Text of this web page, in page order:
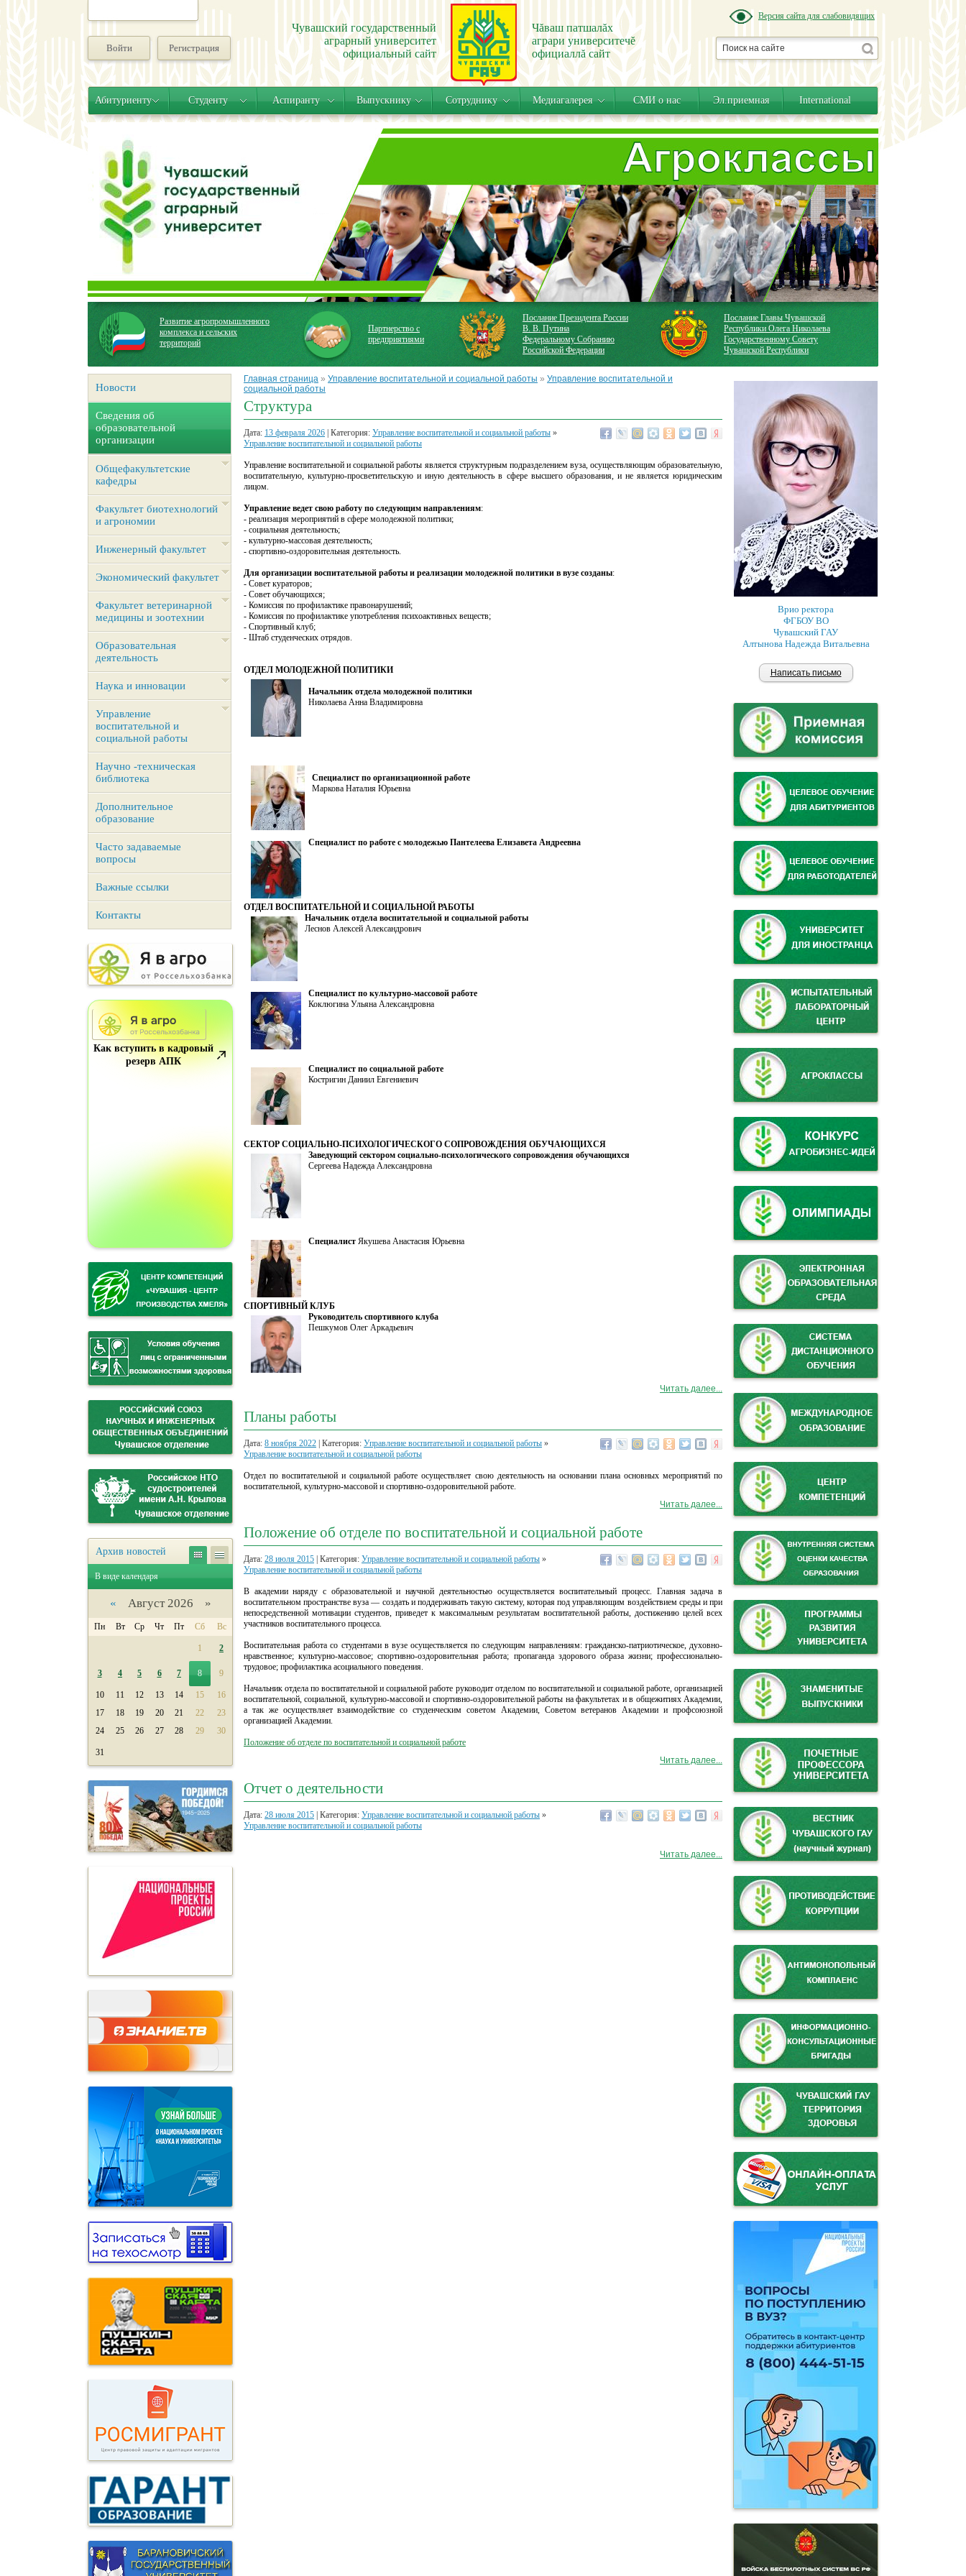
Войти Регистрация
Чувашский государственный
аграрный университет
официальный сайт
Чăваш патшалăх
аграри университечĕ
официаллă сайт
Версия сайта для слабовидящих
Абитуриенту Студенту Аспиранту Выпускнику Сотруднику Медиагалерея СМИ о нас Эл.приемная International
Развитие агропромышленного
комплекса и сельских
территорий
Партнерство с
предприятиями
Послание Президента России
В. В. Путина
Федеральному Собранию
Российской Федерации
Послание Главы Чувашской
Республики Олега Николаева
Государственному Совету
Чувашской Республики
Новости
Сведения об
образовательной
организации
Общефакультетские
кафедры
Факультет биотехнологий
и агрономии
Инженерный факультет
Экономический факультет
Факультет ветеринарной
медицины и зоотехнии
Образовательная
деятельность
Наука и инновации
Управление
воспитательной и
социальной работы
Научно -техническая
библиотека
Дополнительное
образование
Часто задаваемые
вопросы
Важные ссылки
Контакты
Как вступить в кадровый
резерв АПК
Архив новостей
В виде календаря
« Август 2026 »
Пн Вт Ср Чт Пт Сб Вс
1 2
3 4 5 6 7 8 9
10 11 12 13 14 15
16
17
18 19 20 21 22
23
24
25 26 27 28 29 30
31
Главная страница » Управление воспитательной и социальной работы » Управление воспитательной и
социальной работы
Структура
Дата: 13 февраля 2026 | Категория: Управление воспитательной и социальной работы »
Управление воспитательной и социальной работы
Управление воспитательной и социальной работы является структурным подразделением вуза, осуществляющим образовательную,
воспитательную, культурно-просветительскую и иную деятельность в сфере высшего образования, и не является юридическим
лицом.
Управление ведет свою работу по следующим направлениям:
- реализация мероприятий в сфере молодежной политики;
- социальная деятельность;
- культурно-массовая деятельность;
- спортивно-оздоровительная деятельность.
Для организации воспитательной работы и реализации молодежной политики в вузе созданы:
- Совет кураторов;
- Совет обучающихся;
- Комиссия по профилактике правонарушений;
- Комиссия по профилактике употребления психоактивных веществ;
- Спортивный клуб;
- Штаб студенческих отрядов.
ОТДЕЛ МОЛОДЕЖНОЙ ПОЛИТИКИ
Начальник отдела молодежной политики
Николаева Анна Владимировна
Специалист по организационной работе
Маркова Наталия Юрьевна
Специалист по работе с молодежью Пантелеева Елизавета Андреевна
ОТДЕЛ ВОСПИТАТЕЛЬНОЙ И СОЦИАЛЬНОЙ РАБОТЫ
Начальник отдела воспитательной и социальной работы
Леснов Алексей Александрович
Специалист по культурно-массовой работе
Коклюгина Ульяна Александровна
Специалист по социальной работе
Костригин Даниил Евгениевич
СЕКТОР СОЦИАЛЬНО-ПСИХОЛОГИЧЕСКОГО СОПРОВОЖДЕНИЯ ОБУЧАЮЩИХСЯ
Заведующий сектором социально-психологического сопровождения обучающихся
Сергеева Надежда Александровна
Специалист Якушева Анастасия Юрьевна
СПОРТИВНЫЙ КЛУБ
Руководитель спортивного клуба
Пешкумов Олег Аркадьевич
Читать далее...
Планы работы
Дата: 8 ноября 2022 | Категория: Управление воспитательной и социальной работы »
Управление воспитательной и социальной работы
Отдел по воспитательной и социальной работе осуществляет свою деятельность на основании плана основных мероприятий по
воспитательной, культурно-массовой и спортивно-оздоровительной работе.
Читать далее...
Положение об отделе по воспитательной и социальной работе
Дата: 28 июля 2015 | Категория: Управление воспитательной и социальной работы »
Управление воспитательной и социальной работы
В академии наряду с образовательной и научной деятельностью осуществляется воспитательный процесс. Главная задача в
воспитательном пространстве вуза — создать и поддерживать такую систему, которая под управляющим воздействием среды и при
непосредственной мотивации студентов, приведет к максимальным результатам воспитательной работы, достижению целей всех
участников воспитательного процесса.
Воспитательная работа со студентами в вузе осуществляется по следующим направлениям: гражданско-патриотическое, духовно-
нравственное; культурно-массовое; спортивно-оздоровительная работа; пропаганда здорового образа жизни; профессионально-
трудовое; профилактика асоциального поведения.
Начальник отдела по воспитательной и социальной работе руководит отделом по воспитательной и социальной работе, организацией
воспитательной, социальной, культурно-массовой и спортивно-оздоровительной работы на факультетах и в общежитиях Академии,
а так же осуществляет взаимодействие со студенческим советом Академии, Советом ветеранов Академии и профсоюзной
организацией Академии.
Положение об отделе по воспитательной и социальной работе
Читать далее...
Отчет о деятельности
Дата: 28 июля 2015 | Категория: Управление воспитательной и социальной работы »
Управление воспитательной и социальной работы
Читать далее...
Врио ректора
ФГБОУ ВО
Чувашский ГАУ
Алтынова Надежда Витальевна
Написать письмо